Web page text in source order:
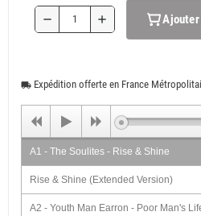
remove add Ajouter
local_shipping Expédition offerte en France
A1 - The Soulites - Rise & Shine
Rise & Shine (Extended Version)
A2 - Youth Man Earron - Poor Man's